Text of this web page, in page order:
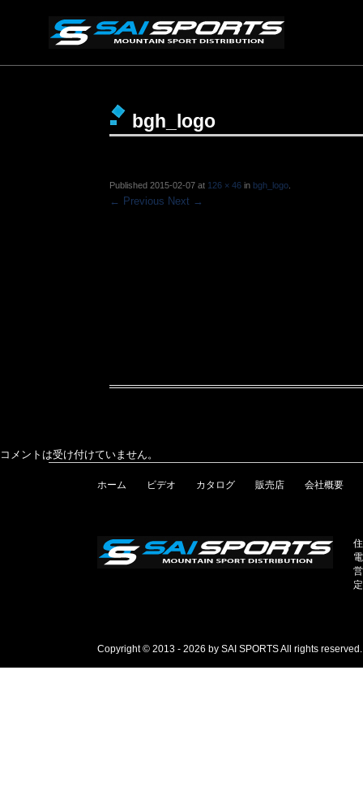
bgh_logo
Published 2015-02-07 at 126 × 46 in bgh_logo
← Previous Next →
コメントは受け付けていません。
ホーム ビデオ カタログ 販売店 会社概要
Copyright © 2013 - 2026 by SAI SPORTS All rights reserved.